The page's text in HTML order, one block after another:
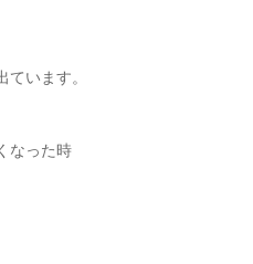
います。
なった時